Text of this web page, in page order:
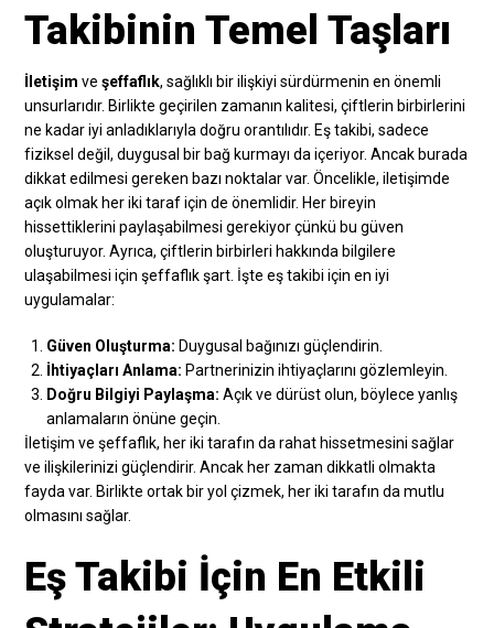
Takibinin Temel Taşları
İletişim veşeffaflık, sağlıklı bir ilişkiyi sürdürmenin en önemli
unsurlarıdır. Birlikte geçirilen zamanın kalitesi, çiftlerin birbirlerini
ne kadar iyi anladıklarıyla doğru orantılıdır. Eş takibi, sadece
fiziksel değil, duygusal bir bağ kurmayı da içeriyor. Ancak burada
dikkat edilmesi gereken bazı noktalar var. Öncelikle, iletişimde
açık olmak her iki taraf için de önemlidir. Her bireyin
hissettiklerini paylaşabilmesi gerekiyor çünkü bu güven
oluşturuyor. Ayrıca, çiftlerin birbirleri hakkında bilgilere
ulaşabilmesi için şeffaflık şart. İşte eş takibi için en iyi
uygulamalar:
Güven Oluşturma: Duygusal bağınızı güçlendirin.
İhtiyaçları Anlama: Partnerinizin ihtiyaçlarını gözlemleyin.
Doğru Bilgiyi Paylaşma: Açık ve dürüst olun, böylece yanlış
anlamaların önüne geçin.
İletişim ve şeffaflık, her iki tarafın da rahat hissetmesini sağlar
ve ilişkilerinizi güçlendirir. Ancak her zaman dikkatli olmakta
fayda var. Birlikte ortak bir yol çizmek, her iki tarafın da mutlu
olmasını sağlar.
Eş Takibi İçin En Etkili